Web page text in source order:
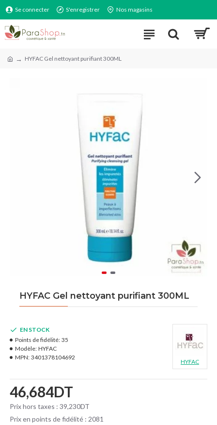
Se connecter S'enregistrer Nos magasins
HYFAC Gel nettoyant purifiant 300ML
HYFAC Gel nettoyant purifiant 300ML
46,684DT
Prix hors taxes : 39,230DT
Prix en points de fidélité : 2081
EN STOCK
Points de fidélité: 35
Modèle: HYFAC
MPN: 3401378104692
HYFAC